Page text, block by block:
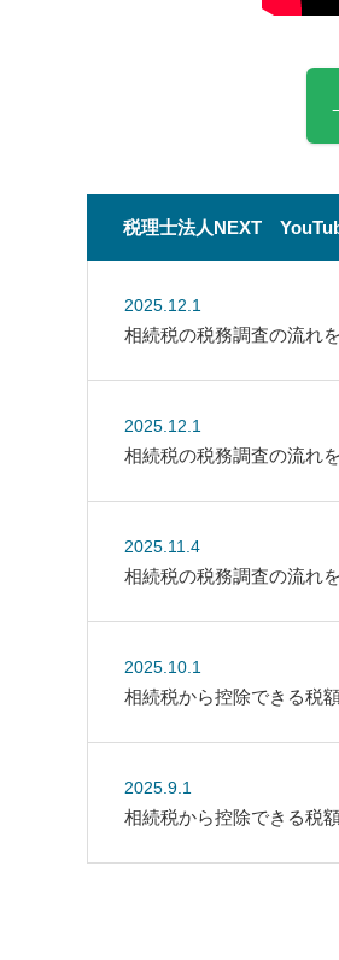
税理士法人NEXT
2025.12.1
相続税の税務調査の流
2025.12.1
相続税の税務調査の流
2025.11.4
相続税の税務調査の流
2025.10.1
相続税から控除できる
2025.9.1
相続税から控除できる